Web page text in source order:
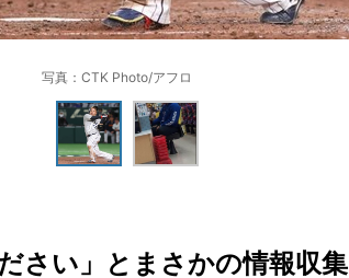
写真：CTK Photo/アフロ
さい」とまさかの情報収集